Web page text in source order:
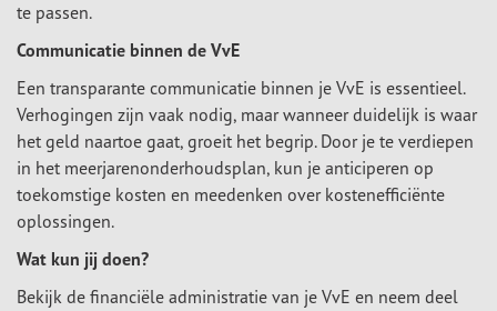
te passen.
Communicatie binnen de VvE
Een transparante communicatie binnen je VvE is essentieel.
Verhogingen zijn vaak nodig, maar wanneer duidelijk is waar
het geld naartoe gaat, groeit het begrip. Door je te verdiepen
in het meerjarenonderhoudsplan, kun je anticiperen op
toekomstige kosten en meedenken over kostenefficiënte
oplossingen.
Wat kun jij doen?
Bekijk de financiële administratie van je VvE en neem deel